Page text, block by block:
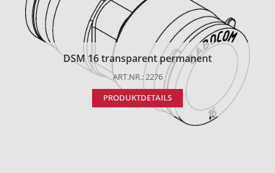
DSM 16 transparent permanent
ART.NR.: 2276
PRODUKTDETAILS